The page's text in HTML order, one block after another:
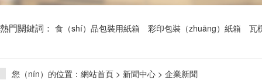
熱門關鍵詞： 食（shí）品包裝用紙箱 彩印包裝（zhuāng）紙箱 瓦
您（nín）的位置： 網站首頁 > 新聞中心 > 企業新聞